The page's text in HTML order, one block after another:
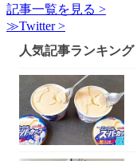
記事一覧を見る >
≫Twitter >
人気記事ランキング